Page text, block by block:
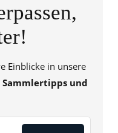
Einblicke in unsere
und